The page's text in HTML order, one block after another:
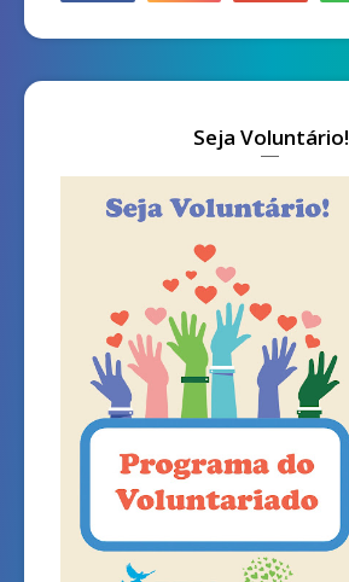
Seja Voluntário!